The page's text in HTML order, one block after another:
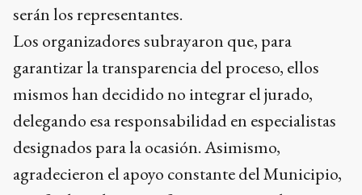
serán los representantes.
Los organizadores subrayaron que, para
garantizar la transparencia del proceso, ellos
mismos han decidido no integrar el jurado,
delegando esa responsabilidad en especialistas
designados para la ocasión. Asimismo,
agradecieron el apoyo constante del Municipio,